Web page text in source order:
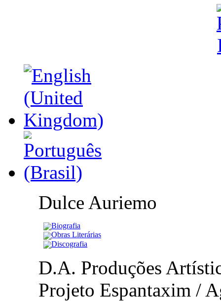
Dulce Auriemo
Biografia
Obras Literárias
Discografia
D.A. Produções
Projeto Espantaxim /